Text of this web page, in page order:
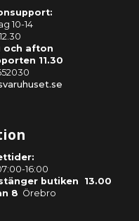
10-14
och afton
11.30
16:00
butiken 13.00
8 Örebro